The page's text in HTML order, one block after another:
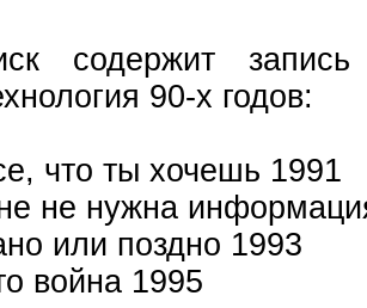
содержит
90-х годов:
что ты хочешь 1991
не нужна
или поздно 1993
война 1995